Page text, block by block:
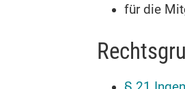
für die